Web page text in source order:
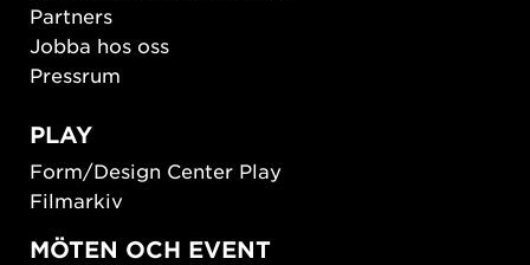
Partners
Jobba hos oss
Pressrum
PLAY
Form/Design Center Play
Filmarkiv
MÖTEN OCH EVENT